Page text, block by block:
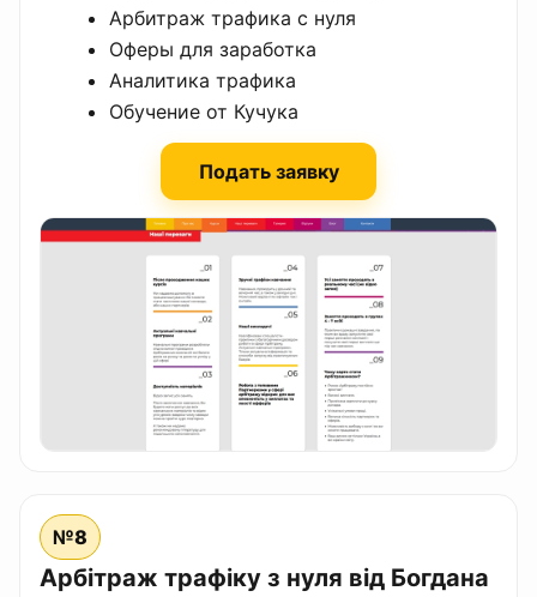
Арбитраж трафика с нуля
Оферы для заработка
Аналитика трафика
Обучение от Кучука
Подать заявку
№8
Арбітраж трафіку з нуля від Богдана